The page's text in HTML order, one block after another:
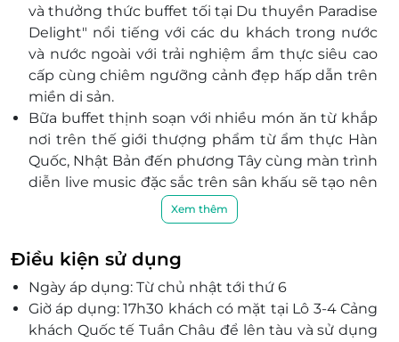
và thưởng thức buffet tối tại Du thuyền Paradise
Delight" nổi tiếng với các du khách trong nước
và nước ngoài với trải nghiệm ẩm thực siêu cao
cấp cùng chiêm ngưỡng cảnh đẹp hấp dẫn trên
miền di sản.
Bữa buffet thịnh soạn với nhiều món ăn từ khắp
nơi trên thế giới thượng phẩm từ ẩm thực Hàn
Quốc, Nhật Bản đến phương Tây cùng màn trình
diễn live music đặc sắc trên sân khấu sẽ tạo nên
trải nghiệm ẩm thực fine-dining khó quên cho
quý khách trên vịnh Hạ Long.
Chiêm ngưỡng chương trình biểu diễn thực
cảnh đầu tiên trên du thuyền vịnh Hạ Long
mang tên "Vũ khúc biển khơi".
Thư giãn hoặc ngắm nhìn vô vàn khung cảnh
ngoạn mục khi du thuyền đi ngang qua các
Xem thêm
Điều kiện sử dụng
Ngày áp dụng: Từ chủ nhật tới thứ 6
Giờ áp dụng: 17h30 khách có mặt tại Lô 3-4 Cảng
khách Quốc tế Tuần Châu để lên tàu và sử dụng